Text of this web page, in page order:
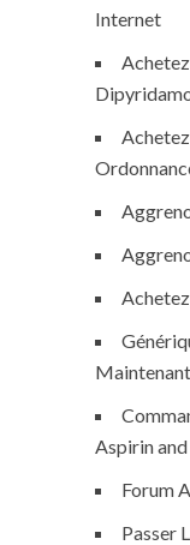
Internet
Aspirin
Forum
Passer